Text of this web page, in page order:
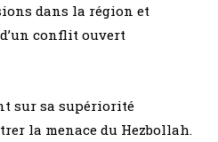
dans la région et
conflit ouvert
sur sa supériorité
la menace du Hezbollah.